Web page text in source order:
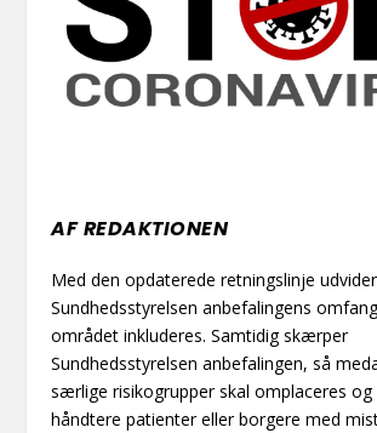
AF REDAKTIONEN
Med den opdaterede retningslinje udvider
Sundhedsstyrelsen anbefalingens
området inkluderes. Samtidig skærper
Sundhedsstyrelsen anbefalingen, så
særlige risikogrupper skal omplaceres og
håndtere patienter eller borgere med